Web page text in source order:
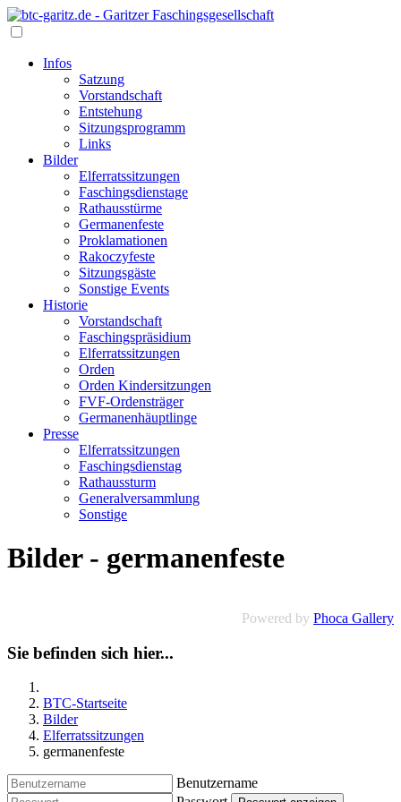
Infos
Satzung
Vorstandschaft
Entstehung
Sitzungsprogramm
Links
Bilder
Elferratssitzungen
Faschingsdienstage
Rathausstürme
Germanenfeste
Proklamationen
Rakoczyfeste
Sitzungsgäste
Sonstige Events
Historie
Vorstandschaft
Faschingspräsidium
Elferratssitzungen
Orden
Orden Kindersitzungen
FVF-Ordensträger
Germanenhäuptlinge
Presse
Elferratssitzungen
Faschingsdienstag
Rathaussturm
Generalversammlung
Sonstige
Bilder - germanenfeste
Powered by Phoca Gallery
Sie befinden sich hier...
BTC-Startseite
Bilder
Elferratssitzungen
germanenfeste
Benutzername